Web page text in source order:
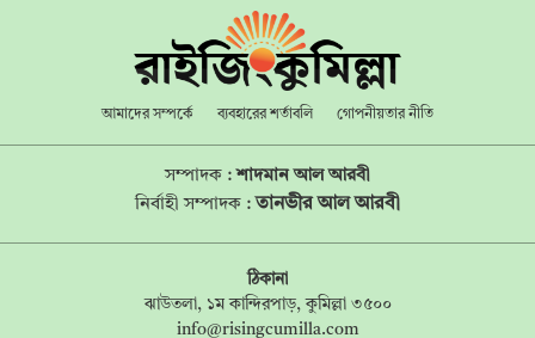
আমাদের সম্পর্কে ব্যবহারের শর্তাবলি গোপনীয়তার নীতি
সম্পাদক :শাদমান আল আরবী
নির্বাহী সম্পাদক : তানভীর আল আরবী
ঠিকানা
ঝাউতলা, ১ম কান্দিরপাড়, কুমিল্লা ৩৫০০
info@risingcumilla.com